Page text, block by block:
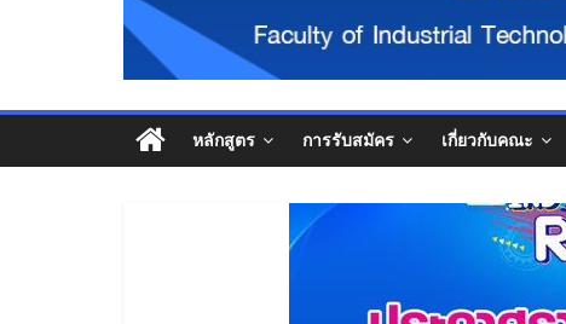
หลักสูตร การรับสมัคร เกี่ยวกับคณะ